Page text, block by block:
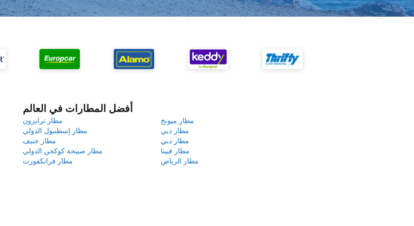
أفضل المطارات في العالم
مطار ترابزون
مطار ميونخ
مطار إسطنبول الدولي
مطار دبي
مطار جنيف
مطار دبي
مطار صبيحة كوكجن الدولي
مطار فيينا
مطار فرانكفورت
مطار الرياض